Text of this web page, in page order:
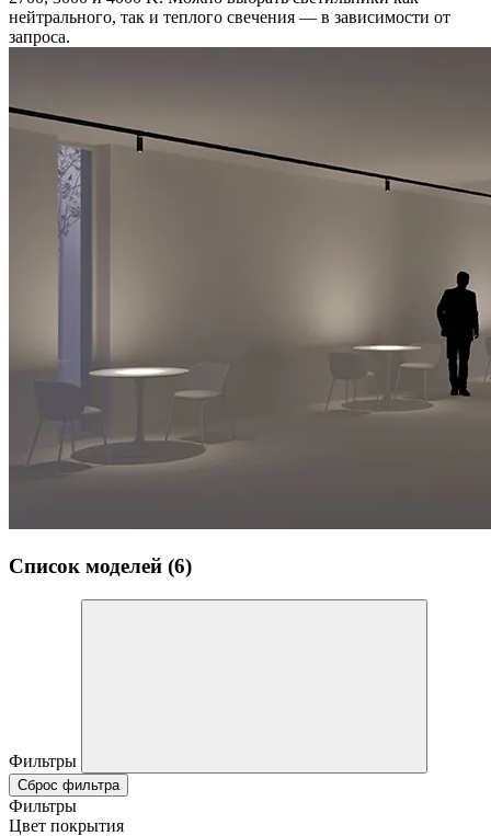
нейтрального, так и теплого свечения — в зависимости от
запроса.
Список моделей (6)
Фильтры
Сброс фильтра
Фильтры
Цвет покрытия